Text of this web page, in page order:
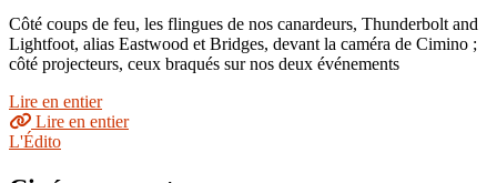
Côté coups de feu, les flingues de nos canardeurs, Thunderbolt and
Lightfoot, alias Eastwood et Bridges, devant la caméra de Cimino ;
côté projecteurs, ceux braqués sur nos deux événements
Lire en entier
Lire en entier
L'Édito